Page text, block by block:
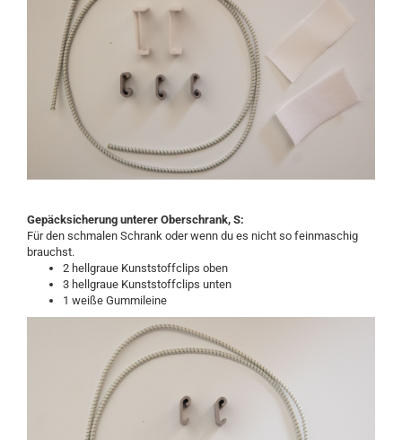
Gepäcksicherung unterer Oberschrank, S:
Für den schmalen Schrank oder wenn du es nicht so feinmaschig
brauchst.
2 hellgraue Kunststoffclips oben
3 hellgraue Kunststoffclips unten
1 weiße Gummileine